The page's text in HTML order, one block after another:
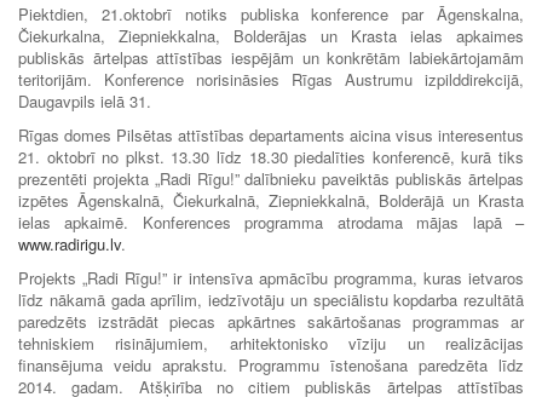
Piektdien, 21.oktobrī notiks publiska konference par Āgenskalna,
Čiekurkalna, Ziepniekkalna, Bolderājas un Krasta ielas apkaimes
publiskās ārtelpas attīstības iespējām un konkrētām labiekārtojamām
teritorijām. Konference norisināsies Rīgas Austrumu izpilddirekcijā,
Daugavpils ielā 31.
Rīgas domes Pilsētas attīstības departaments aicina visus interesentus
21. oktobrī no plkst. 13.30 līdz 18.30 piedalīties konferencē, kurā tiks
prezentēti projekta „Radi Rīgu!” dalībnieku paveiktās publiskās ārtelpas
izpētes Āgenskalnā, Čiekurkalnā, Ziepniekkalnā, Bolderājā un Krasta
ielas apkaimē. Konferences programma atrodama mājas lapā –
www.radirigu.lv.
Projekts „Radi Rīgu!” ir intensīva apmācību programma, kuras ietvaros
līdz nākamā gada aprīlim, iedzīvotāju un speciālistu kopdarba rezultātā
paredzēts izstrādāt piecas apkārtnes sakārtošanas programmas ar
tehniskiem risinājumiem, arhitektonisko vīziju un realizācijas
finansējuma veidu aprakstu. Programmu īstenošana paredzēta līdz
2014. gadam. Atšķirība no citiem publiskās ārtelpas attīstības